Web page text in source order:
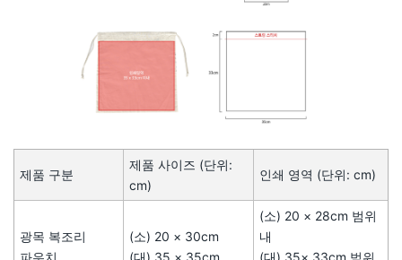
제품 구분
제품 사이즈 (단위:
cm)
인쇄 영역 (단위: cm)
광목 복조리
파우치
(소) 20 × 30cm
(대) 35 × 35cm
(소) 20 × 28cm 범위
내
(대) 35× 33cm 범위